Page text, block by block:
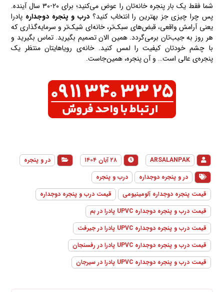
شما فقط یک بار پنجره خانه‌تان را عوض می‌کنید؛ برای ۲۰-۳۰ سال آینده.
پس چرا چیزی جز بهترین را انتخاب کنید؟ درب و پنجره دوجداره پادرا
یعنی آرامش واقعی، قبض‌های سبک‌تر، خانه‌ای شیک‌تر و سرمایه‌گذاری که
هر روز به جیب‌تان برمی‌گردد. همین الان تصمیم بگیرید. تماس بگیرید و
با چشم خودتان کیفیت را لمس کنید. خانه‌ی رویاهایتان منتظر یک
پنجره‌ی عالی است… و آن پنجره، همین‌جاست.
ARSALANPAK ۲۸ آبان ۱۴۰۴
در و پنجره
در و پنجره دوجداره
درب و پنجره
قیمت پنجره دوجداره آلومینیومی
قیمت درب و پنجره دوجداره
قیمت درب و پنجره دوجداره UPVC پادرا در بم
قیمت درب و پنجره دوجداره UPVC پادرا در جیرفت
قیمت درب و پنجره دوجداره UPVC پادرا در رفسنجان
قیمت درب و پنجره دوجداره UPVC پادرا در سیرجان